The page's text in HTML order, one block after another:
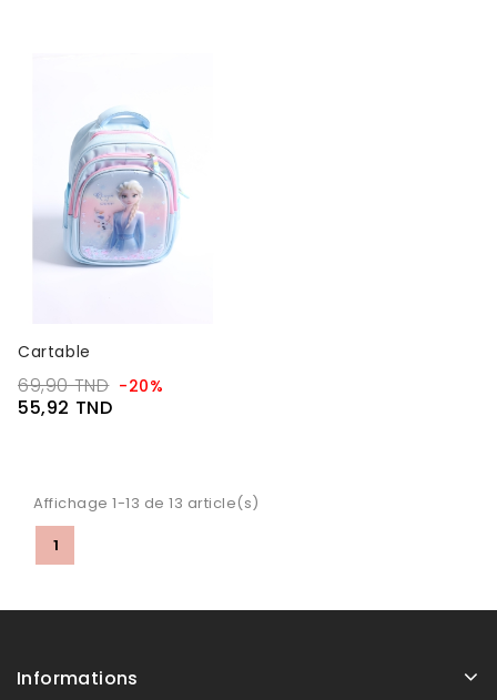
Cartable
69,90 TND -20%
55,92 TND
Affichage 1-13 de 13 article(s)
1
Informations